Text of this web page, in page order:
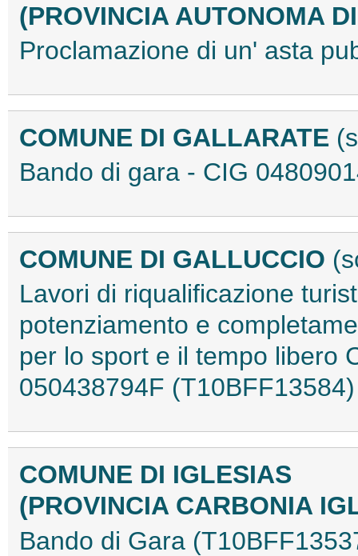
(PROVINCIA AUTONOMA
Proclamazione di un' asta
COMUNE DI GALLARATE
Bando di gara - CIG
COMUNE DI GALLUCCIO
Lavori di riqualificazione
potenziamento e
per lo sport e il tempo libero
050438794F (T10BFF13584)
COMUNE DI IGLESIAS
(PROVINCIA CARBONIA
Bando di Gara